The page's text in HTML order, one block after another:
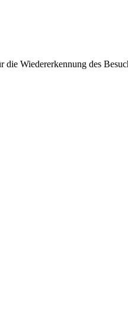
die Wiedererkennung des